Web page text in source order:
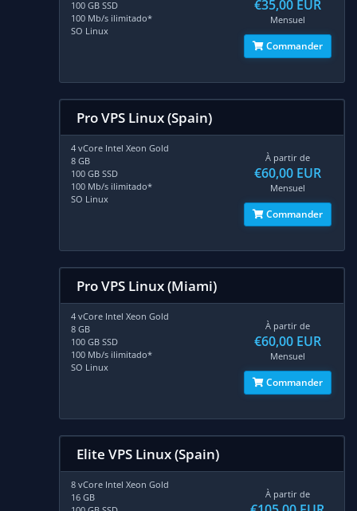
100 GB SSD
100 Mb/s ilimitado*
SO Linux
€35,00 EUR
Mensuel
Commander
Pro VPS Linux (Spain)
4 vCore Intel Xeon Gold
8 GB
100 GB SSD
100 Mb/s ilimitado*
SO Linux
À partir de
€60,00 EUR
Mensuel
Commander
Pro VPS Linux (Miami)
4 vCore Intel Xeon Gold
8 GB
100 GB SSD
100 Mb/s ilimitado*
SO Linux
À partir de
€60,00 EUR
Mensuel
Commander
Elite VPS Linux (Spain)
8 vCore Intel Xeon Gold
16 GB
À partir de